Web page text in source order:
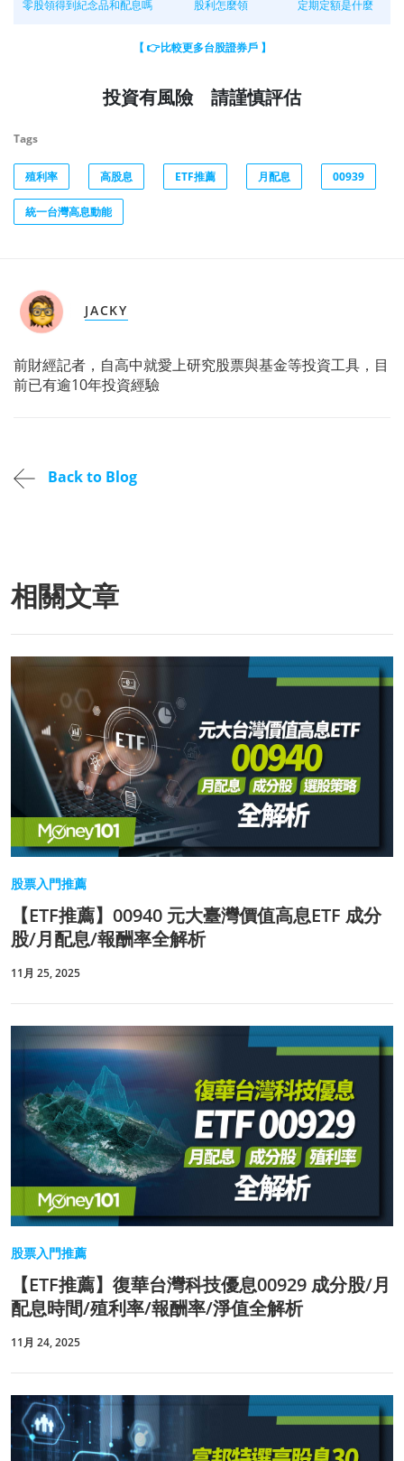
零股領得到紀念品和配息嗎 股利怎麼領 定期定額是什麼
【 👉比較更多台股證券戶 】
投資有風險 請謹慎評估
Tags
殖利率 高股息 ETF推薦 月配息 00939
統一台灣高息動能
JACKY
前財經記者，自高中就愛上研究股票與基金等投資工具，目
前已有逾10年投資經驗
Back to Blog
相關文章
股票入門推薦
【ETF推薦】00940 元大臺灣價值高息ETF 成分
股/月配息/報酬率全解析
11月 25, 2025
股票入門推薦
【ETF推薦】復華台灣科技優息00929 成分股/月
配息時間/殖利率/報酬率/淨值全解析
11月 24, 2025